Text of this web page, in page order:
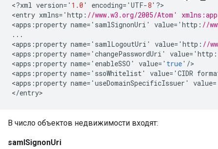
<?xml version= ' 1.0 ' encoding= ' UTF-8' ?>
<entry xmlns= ' http : //www.w3.org/2005/Atom'
<apps :property name= ' samlSignonUri ' value= ' http : //
...
<apps :property name= ' samlLogoutUri ' value= ' http : //
<apps :property name= ' changePasswordUri ' value= ' http :
<apps :property name= ' enableSSO ' value= ' true' />
<apps :property name= ' ssoWhitelist' value= ' CIDR
<apps :property name= ' useDomainSpecificIssuer ' value=
</entry
В число объектов недвижимости входят:
samlSignonUri